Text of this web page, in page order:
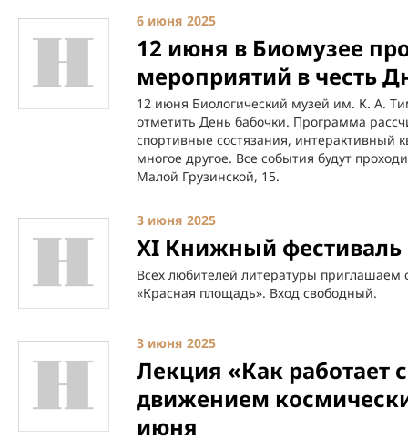
6 июня 2025
12 июня в Биомузее
мероприятий в честь
12 июня Биологический музей им. К. А.
отметить День бабочки. Программа
спортивные состязания, интерактивный
многое другое. Все события будут
Малой Грузинской, 15.
3 июня 2025
XI Книжный
Всех любителей литературы
«Красная площадь». Вход свободный.
3 июня 2025
Лекция «Как работает
движением
июня